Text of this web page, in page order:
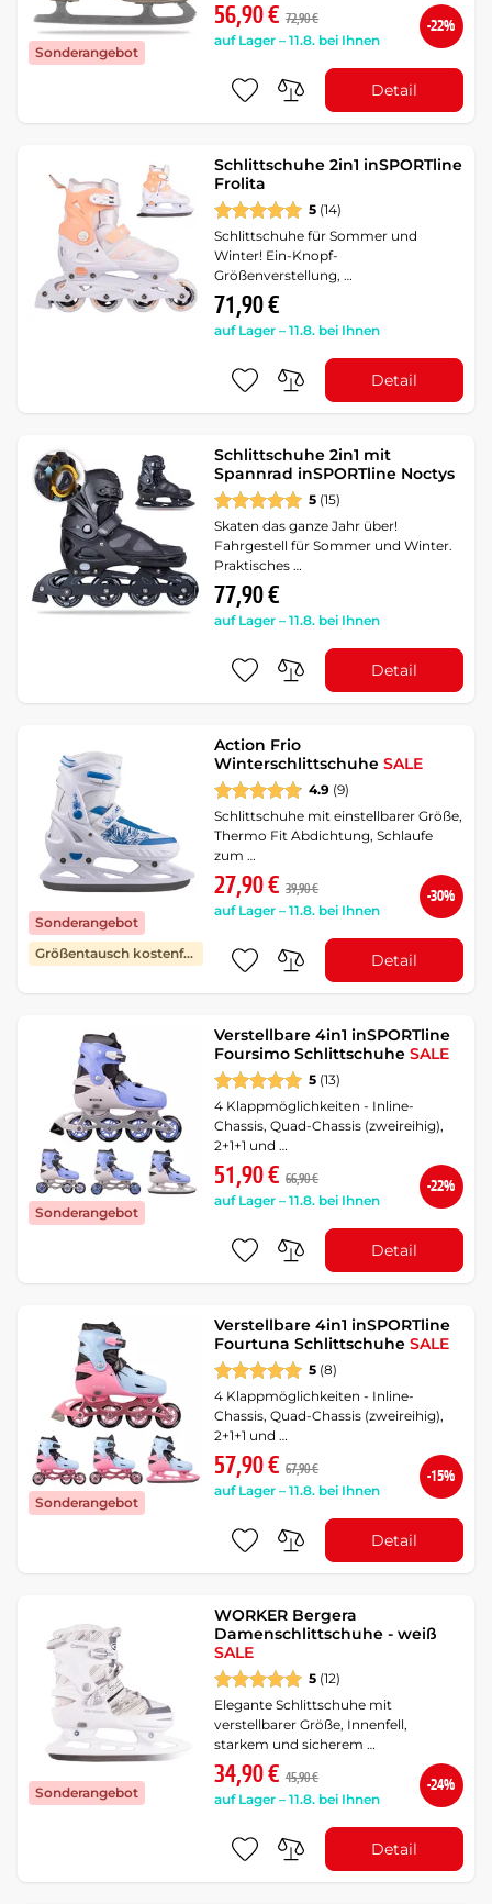
Sonderangebot
56,90 € 72,90 €
auf Lager – 11.8. bei Ihnen
-22%
Detail
Schlittschuhe 2in1 inSPORTline
Frolita
5 (14)
Schlittschuhe für Sommer und
Winter! Ein-Knopf-
Größenverstellung, …
71,90 €
auf Lager – 11.8. bei Ihnen
Detail
Schlittschuhe 2in1 mit
Spannrad inSPORTline Noctys
5 (15)
Skaten das ganze Jahr über!
Fahrgestell für Sommer und Winter.
Praktisches …
77,90 €
auf Lager – 11.8. bei Ihnen
Detail
Sonderangebot
Größentausch kostenfrei
Action Frio
WinterschlittschuheSALE
4.9 (9)
Schlittschuhe mit einstellbarer Größe,
Thermo Fit Abdichtung, Schlaufe
zum …
27,90 € 39,90 €
auf Lager – 11.8. bei Ihnen
-30%
Detail
Sonderangebot
Verstellbare 4in1 inSPORTline
Foursimo SchlittschuheSALE
5 (13)
4 Klappmöglichkeiten - Inline-
Chassis, Quad-Chassis (zweireihig),
2+1+1 und …
51,90 € 66,90 €
auf Lager – 11.8. bei Ihnen
-22%
Detail
Sonderangebot
Verstellbare 4in1 inSPORTline
Fourtuna SchlittschuheSALE
5 (8)
4 Klappmöglichkeiten - Inline-
Chassis, Quad-Chassis (zweireihig),
2+1+1 und …
57,90 € 67,90 €
auf Lager – 11.8. bei Ihnen
-15%
Detail
Sonderangebot
WORKER Bergera
Damenschlittschuhe - weiß
SALE
5 (12)
Elegante Schlittschuhe mit
verstellbarer Größe, Innenfell,
starkem und sicherem …
34,90 € 45,90 €
auf Lager – 11.8. bei Ihnen
-24%
Detail